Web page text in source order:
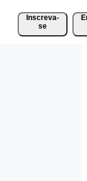
Inscreva-
se